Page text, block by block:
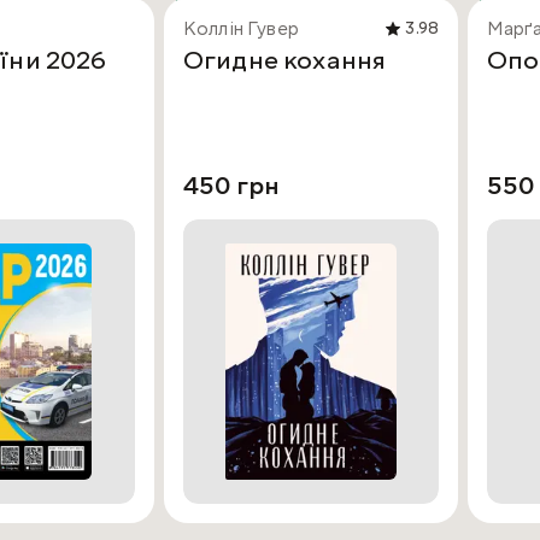
2026
Коллін Гувер 3.98
Огидне кохання
450 грн 550